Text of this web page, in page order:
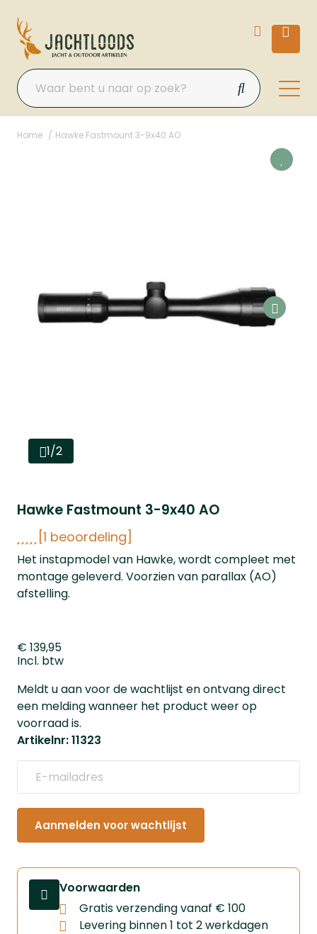
Home Hawke Fastmount 3-9x40 AO
1/2
Hawke Fastmount 3-9x40 AO
[1 beoordeling]
Het instapmodel van Hawke, wordt compleet met
montage geleverd. Voorzien van parallax (AO)
afstelling.
€ 139,95
Incl. btw
Meldt u aan voor de wachtlijst en ontvang direct
een melding wanneer het product weer op
voorraad is.
Artikelnr: 11323
Aanmelden voor wachtlijst
Voorwaarden
Gratis verzending vanaf € 100
Levering binnen 1 tot 2 werkdagen